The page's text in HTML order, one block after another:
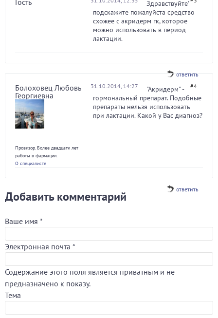
Гость
Здравствуйте'
подскажите пожалуйста средство
схожее с акридерм гк, которое
можно использовать в период
лактации.
ответить
Болоховец Любовь
Георгиевна
Провизор. Более двадцати лет
работы в фармации.
О специалисте
31.10.2014, 14:27 #4
"Акридерм" -
гормональный препарат. Подобные
препараты нельзя использовать
при лактации. Какой у Вас диагноз?
ответить
Добавить комментарий
Ваше имя *
Электронная почта *
Содержание этого поля является приватным и не
предназначено к показу.
Тема